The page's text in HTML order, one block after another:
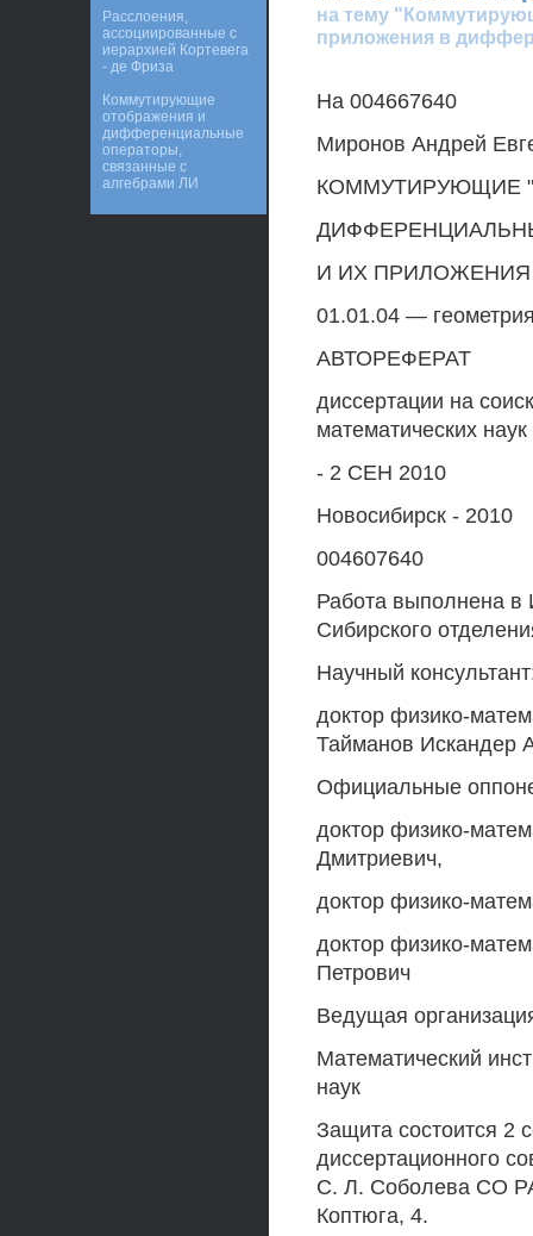
на тему
приложения в
На 004667640
Миронов Андрей
КОММУТИРУЮЩИЕ "
И ИХ
01.01.04 —
АВТОРЕФЕРАТ
диссертации на
математических наук
- 2 СЕН 2010
Новосибирск - 2010
004607640
Работа выполнена в
Сибирского
Научный
доктор физико-
Тайманов Искандер
Официальные
доктор физико-
Дмитриевич,
доктор физико-
доктор физико-
Петрович
Ведущая
Математический
наук
Защита состоится 2
диссертационного
С. Л. Соболева СО
Коптюга, 4.
Расслоения,
ассоциированные с
иерархией Кортевега
- де Фриза
Коммутирующие
отображения и
дифференциальные
операторы,
связанные с
алгебрами ЛИ